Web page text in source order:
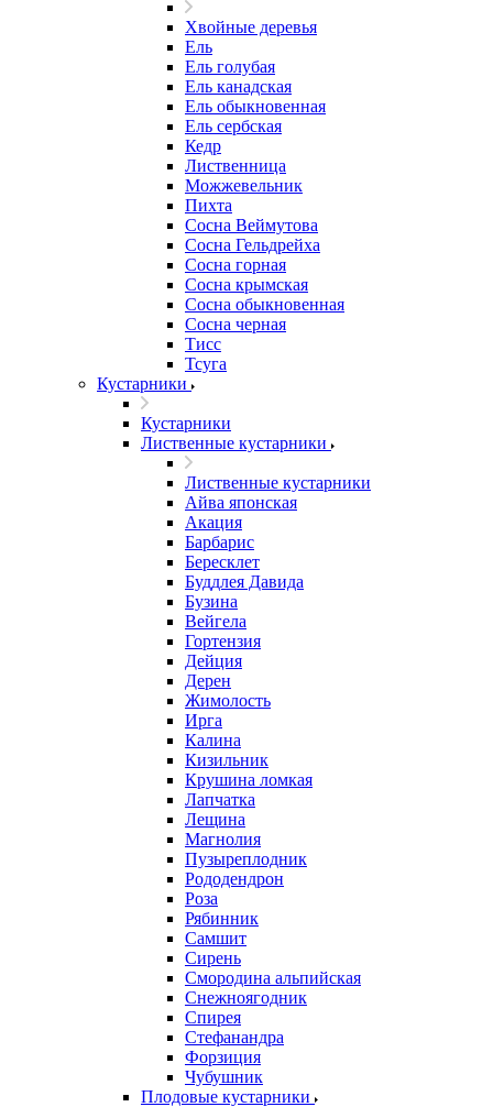
Хвойные деревья
Ель
Ель голубая
Ель канадская
Ель обыкновенная
Ель сербская
Кедр
Лиственница
Можжевельник
Пихта
Сосна Веймутова
Сосна Гельдрейха
Сосна горная
Сосна крымская
Сосна обыкновенная
Сосна черная
Тисс
Тсуга
Кустарники
Кустарники
Лиственные кустарники
Лиственные кустарники
Айва японская
Акация
Барбарис
Бересклет
Буддлея Давида
Бузина
Вейгела
Гортензия
Дейция
Дерен
Жимолость
Ирга
Калина
Кизильник
Крушина ломкая
Лапчатка
Лещина
Магнолия
Пузыреплодник
Рододендрон
Роза
Рябинник
Самшит
Сирень
Смородина альпийская
Снежноягодник
Спирея
Стефанандра
Форзиция
Чубушник
Плодовые кустарники